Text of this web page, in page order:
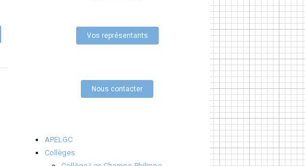
Vos représentants
Nous contacter
APELGC
Collèges